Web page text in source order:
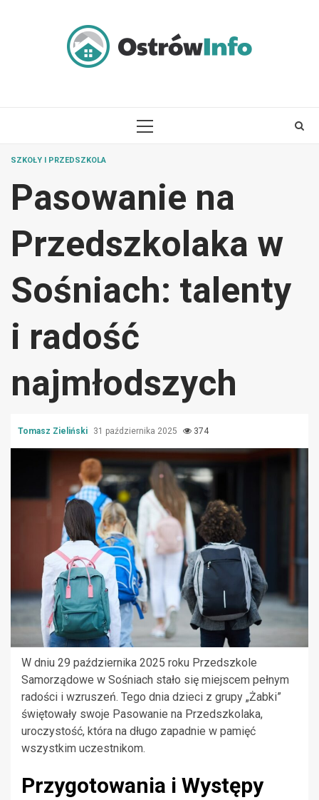
PRIMARY
SZKOŁY I PRZEDSZKOLA
Pasowanie na
Przedszkolaka w
Sośniach: talenty
i radość
najmłodszych
Tomasz Zieliński 31 października 2025 374
W dniu 29 października 2025 roku Przedszkole
Samorządowe w Sośniach stało się miejscem pełnym
radości i wzruszeń. Tego dnia dzieci z grupy „Żabki”
świętowały swoje Pasowanie na Przedszkolaka,
uroczystość, która na długo zapadnie w pamięć
wszystkim uczestnikom.
Przygotowania i Występy